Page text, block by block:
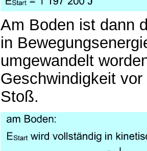
Am Boden ist dann
in
umgewandelt
Geschwindigkeit vor
Stoß.